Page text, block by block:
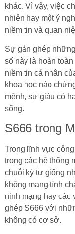
khác. Vì vậy, việc
nhiên hay một ý
niềm tin và quan
Sự gán ghép
số này là hoàn
niềm tin cá nhân
khoa học nào
mệnh, sự giàu có
sống.
S666 trong
Trong lĩnh vực
trong các hệ thống
chuỗi ký tự giống
không mang tính
ninh mạng hay các
ghép S666 với
không có cơ sở.